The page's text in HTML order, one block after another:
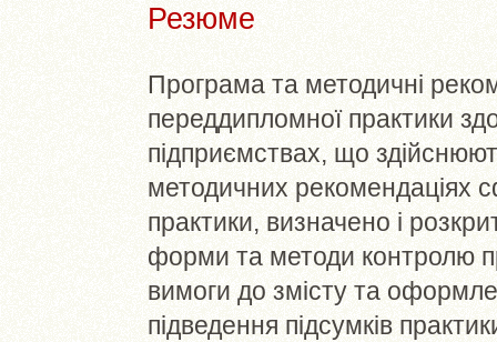
Резюме
Програма та методичні
переддипломної практики
підприємствах, що
методичних рекомендаціях
практики, визначено і
форми та методи контролю
вимоги до змісту та
підведення підсумків